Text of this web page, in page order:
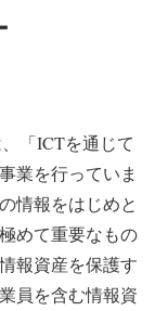
「ICTを通じて
業を行っていま
情報をはじめと
めて重要なもの
報資産を保護す
員を含む情報資